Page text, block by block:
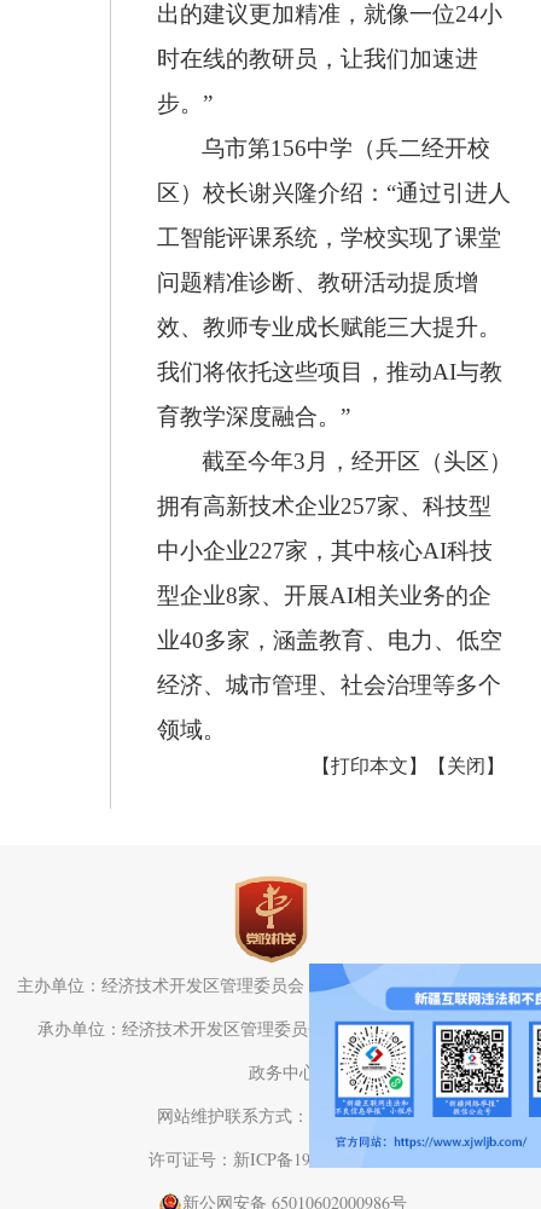
出的建议更加精准，就像一位24小
时在线的教研员，让我们加速进
步。”
乌市第156中学（兵二经开校
区）校长谢兴隆介绍：“通过引进人
工智能评课系统，学校实现了课堂
问题精准诊断、教研活动提质增
效、教师专业成长赋能三大提升。
我们将依托这些项目，推动AI与教
育教学深度融合。”
截至今年3月，经开区（头区）
拥有高新技术企业257家、科技型
中小企业227家，其中核心AI科技
型企业8家、开展AI相关业务的企
业40多家，涵盖教育、电力、低空
经济、城市管理、社会治理等多个
领域。
【打印本文】
【关闭】
主办单位：经济技术开发区管理委员会（头屯河区人民政府）办公室
承办单位：经济技术开发区管理委员会（头屯河区人民政府）电子
政务中心
网站维护联系方式：0991-3782709
许可证号：新ICP备19001575号-1
新公网安备 65010602000986号